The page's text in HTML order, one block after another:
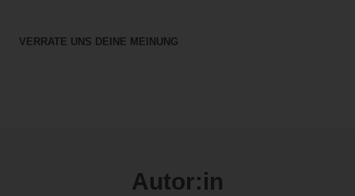
VERRATE UNS DEINE MEINUNG
Autor:in